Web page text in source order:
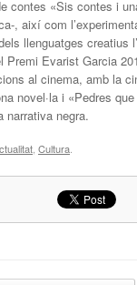
contes «Sis contes i
, així com
dels llenguatges
Premi Evarist Garcia
al cinema, amb la
novel·la i «Pedres
narrativa negra.
Cultura